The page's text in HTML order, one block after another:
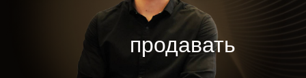
продавать